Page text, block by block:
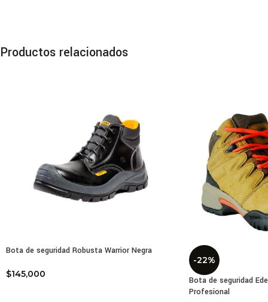
el
Sin
El
Productos relacionados
Bota de seguridad Robusta Warrior Negra
$145,000
-22%
Bota de seguridad
Profesional